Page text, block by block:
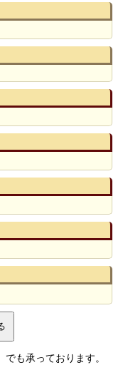
でも承っております。